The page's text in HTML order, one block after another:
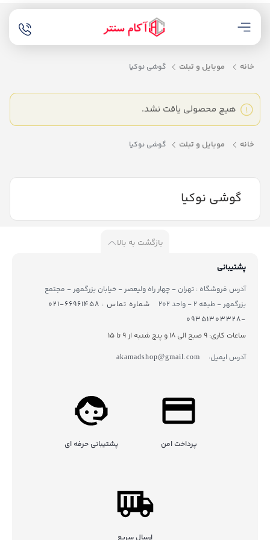
خانه موبایل و تبلت گوشی نوکیا
هیچ محصولی یافت نشد.
خانه موبایل و تبلت گوشی نوکیا
گوشی نوکیا
بازگشت به بالا
پشتیبانی
آدرس فروشگاه : تهران - چهار راه ولیعصر - خیابان بزرگمهر - مجتمع
بزرگمهر - طبقه ۲ - واحد ۲۰۲
شماره تماس : ۶۶۹۶۱۴۵۸-۰۲۱
-۰۹۳۵۱۳۰۳۳۲۸
ساعات کاری: 9 صبح الی 18 و پنج شنبه از 9 تا ۱5
آدرس ایمیل:
akamadshop@gmail.com
پرداخت امن پشتیبانی حرفه ای